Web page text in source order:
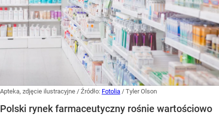
Apteka, zdjęcie ilustracyjne / Źródło: Fotolia / Tyler Olson
Polski rynek farmaceutyczny rośnie wartościowo